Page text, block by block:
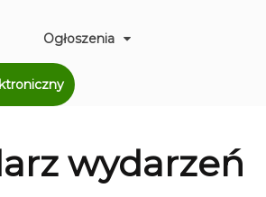
Ogłoszenia
wydarzeń